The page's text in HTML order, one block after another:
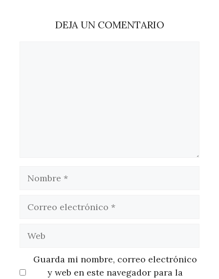
DEJA UN COMENTARIO
Guarda mi nombre, correo electrónico
y web en este navegador para la